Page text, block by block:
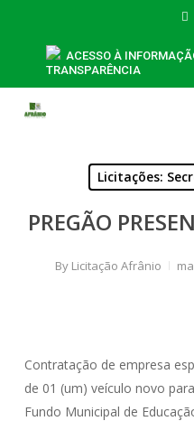
ACESSO À
TRANSPARÊNCIA
Licitações:
PREGÃO
By Licitação Afrânio
Contratação de empresa
de 01 (um) veículo novo
Fundo Municipal de